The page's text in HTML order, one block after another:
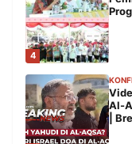
4
Al-
|